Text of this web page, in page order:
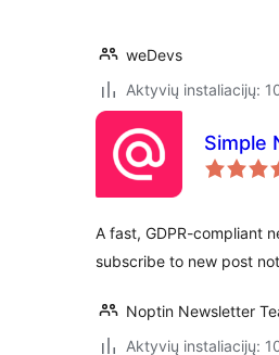
weDevs
Aktyvių instaliacijų:
Simple
A fast, GDPR-compliant
subscribe to new post
Noptin Newsletter
Aktyvių instaliacijų: